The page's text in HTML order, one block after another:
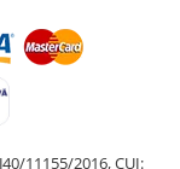
11155/2016, CUI: